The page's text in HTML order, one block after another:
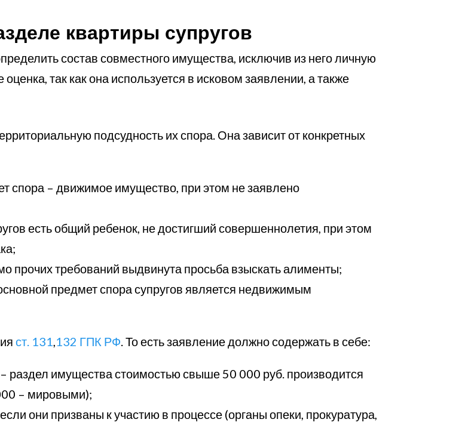
квартиры супругов
состав совместного имущества, исключив из него личную
так как она используется в исковом заявлении, а также
подсудность их спора. Она зависит от конкретных
спора – движимое имущество, при этом не заявлено
есть общий ребенок, не достигший совершеннолетия, при этом
прочих требований выдвинута просьба взыскать алименты;
предмет спора супругов является недвижимым
ст. 131,132 ГПК РФ. То есть заявление должно содержать в себе:
раздел имущества стоимостью свыше 50 000 руб. производится
– мировыми);
они призваны к участию в процессе (органы опеки, прокуратура,